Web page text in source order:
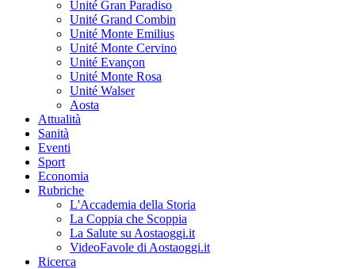
Unité Gran Paradiso
Unité Grand Combin
Unité Monte Emilius
Unité Monte Cervino
Unité Evançon
Unité Monte Rosa
Unité Walser
Aosta
Attualità
Sanità
Eventi
Sport
Economia
Rubriche
L'Accademia della Storia
La Coppia che Scoppia
La Salute su Aostaoggi.it
VideoFavole di Aostaoggi.it
Ricerca